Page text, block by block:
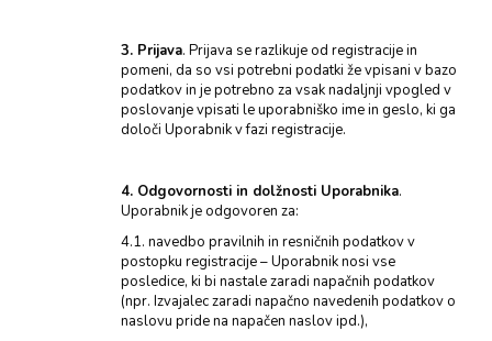
3. Prijava. Prijava se razlikuje od registracije in
pomeni, da so vsi potrebni podatki že vpisani v bazo
podatkov in je potrebno za vsak nadaljnji vpogled v
poslovanje vpisati le uporabniško ime in geslo, ki ga
določi Uporabnik v fazi registracije.
4. Odgovornosti in dolžnosti Uporabnika.
Uporabnik je odgovoren za:
4.1. navedbo pravilnih in resničnih podatkov v
postopku registracije – Uporabnik nosi vse
posledice, ki bi nastale zaradi napačnih podatkov
(npr. Izvajalec zaradi napačno navedenih podatkov o
naslovu pride na napačen naslov ipd.),